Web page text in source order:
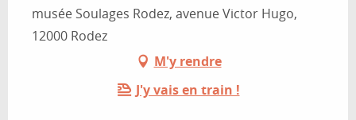
musée Soulages Rodez, avenue Victor Hugo,
12000 Rodez
M'y rendre
J'y vais en train !